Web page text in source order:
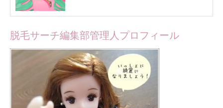
脱毛サーチ編集部管理人プロフィール